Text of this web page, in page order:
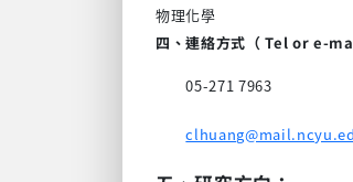
物理化學
四、連絡方式（ Tel or e-
05-271 7963